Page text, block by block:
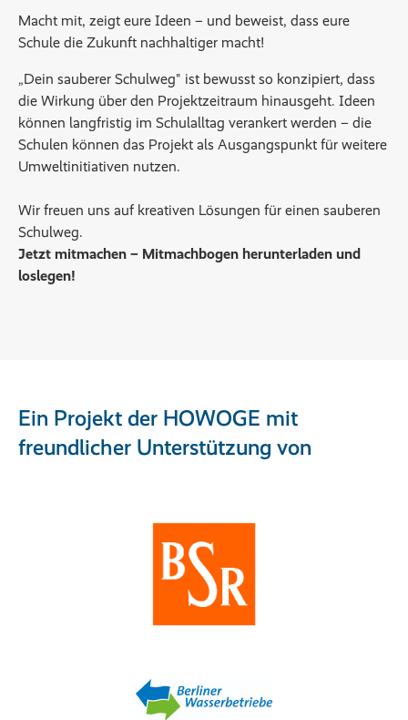
Macht mit, zeigt eure Ideen – und beweist, dass eure
Schule die Zukunft nachhaltiger macht!
„Dein sauberer Schulweg" ist bewusst so konzipiert, dass
die Wirkung über den Projektzeitraum hinausgeht. Ideen
können langfristig im Schulalltag verankert werden – die
Schulen können das Projekt als Ausgangspunkt für weitere
Umweltinitiativen nutzen.
Wir freuen uns auf kreativen Lösungen für einen sauberen
Schulweg.
Jetzt mitmachen – Mitmachbogen herunterladen und
loslegen!
Ein Projekt der HOWOGE mit
freundlicher Unterstützung von